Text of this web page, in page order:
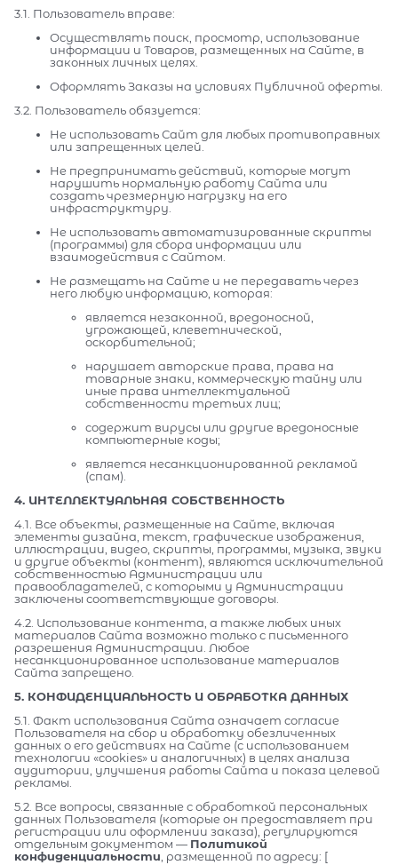
3.1. Пользователь вправе:
Осуществлять поиск, просмотр, использование
информации и Товаров, размещенных на Сайте, в
законных личных целях.
Оформлять Заказы на условиях Публичной оферты.
3.2. Пользователь обязуется:
Не использовать Сайт для любых противоправных
или запрещенных целей.
Не предпринимать действий, которые могут
нарушить нормальную работу Сайта или
создать чрезмерную нагрузку на его
инфраструктуру.
Не использовать автоматизированные скрипты
(программы) для сбора информации или
взаимодействия с Сайтом.
Не размещать на Сайте и не передавать через
него любую информацию, которая:
является незаконной, вредоносной,
угрожающей, клеветнической,
оскорбительной;
нарушает авторские права, права на
товарные знаки, коммерческую тайну или
иные права интеллектуальной
собственности третьих лиц;
содержит вирусы или другие вредоносные
компьютерные коды;
является несанкционированной рекламой
(спам).
4. ИНТЕЛЛЕКТУАЛЬНАЯ СОБСТВЕННОСТЬ
4.1. Все объекты, размещенные на Сайте, включая
элементы дизайна, текст, графические изображения,
иллюстрации, видео, скрипты, программы, музыка, звуки
и другие объекты (контент), являются исключительной
собственностью Администрации или
правообладателей, с которыми у Администрации
заключены соответствующие договоры.
4.2. Использование контента, а также любых иных
материалов Сайта возможно только с письменного
разрешения Администрации. Любое
несанкционированное использование материалов
Сайта запрещено.
5. КОНФИДЕНЦИАЛЬНОСТЬ И ОБРАБОТКА ДАННЫХ
5.1. Факт использования Сайта означает согласие
Пользователя на сбор и обработку обезличенных
данных о его действиях на Сайте (с использованием
технологии «cookies» и аналогичных) в целях анализа
аудитории, улучшения работы Сайта и показа целевой
рекламы.
5.2. Все вопросы, связанные с обработкой персональных
данных Пользователя (которые он предоставляет при
регистрации или оформлении заказа), регулируются
отдельным документом — Политикой
конфиденциальности, размещенной по адресу: [